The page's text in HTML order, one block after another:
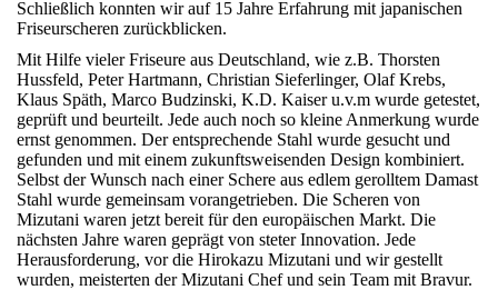
Schließlich konnten wir auf 15 Jahre Erfahrung mit japanischen
Friseurscheren zurückblicken.
Mit Hilfe vieler Friseure aus Deutschland, wie z.B. Thorsten
Hussfeld, Peter Hartmann, Christian Sieferlinger, Olaf Krebs,
Klaus Späth, Marco Budzinski, K.D. Kaiser u.v.m wurde getestet,
geprüft und beurteilt. Jede auch noch so kleine Anmerkung wurde
ernst genommen. Der entsprechende Stahl wurde gesucht und
gefunden und mit einem zukunftsweisenden Design kombiniert.
Selbst der Wunsch nach einer Schere aus edlem gerolltem Damast
Stahl wurde gemeinsam vorangetrieben. Die Scheren von
Mizutani waren jetzt bereit für den europäischen Markt. Die
nächsten Jahre waren geprägt von steter Innovation. Jede
Herausforderung, vor die Hirokazu Mizutani und wir gestellt
wurden, meisterten der Mizutani Chef und sein Team mit Bravur.